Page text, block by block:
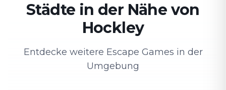
Städte in der Nähe von
Hockley
Entdecke weitere Escape Games in der
Umgebung